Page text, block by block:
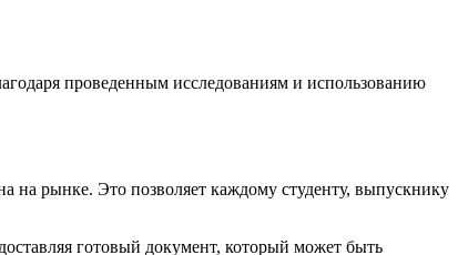
проведенным исследованиям и использованию
на рынке. Это позволяет каждому студенту, выпускнику
готовый документ, который может быть